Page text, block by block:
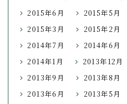
2015年6月
2015年5月
2015年3月
2015年2月
2014年7月
2014年6月
2014年1月
2013年12月
2013年9月
2013年8月
2013年6月
2013年5月